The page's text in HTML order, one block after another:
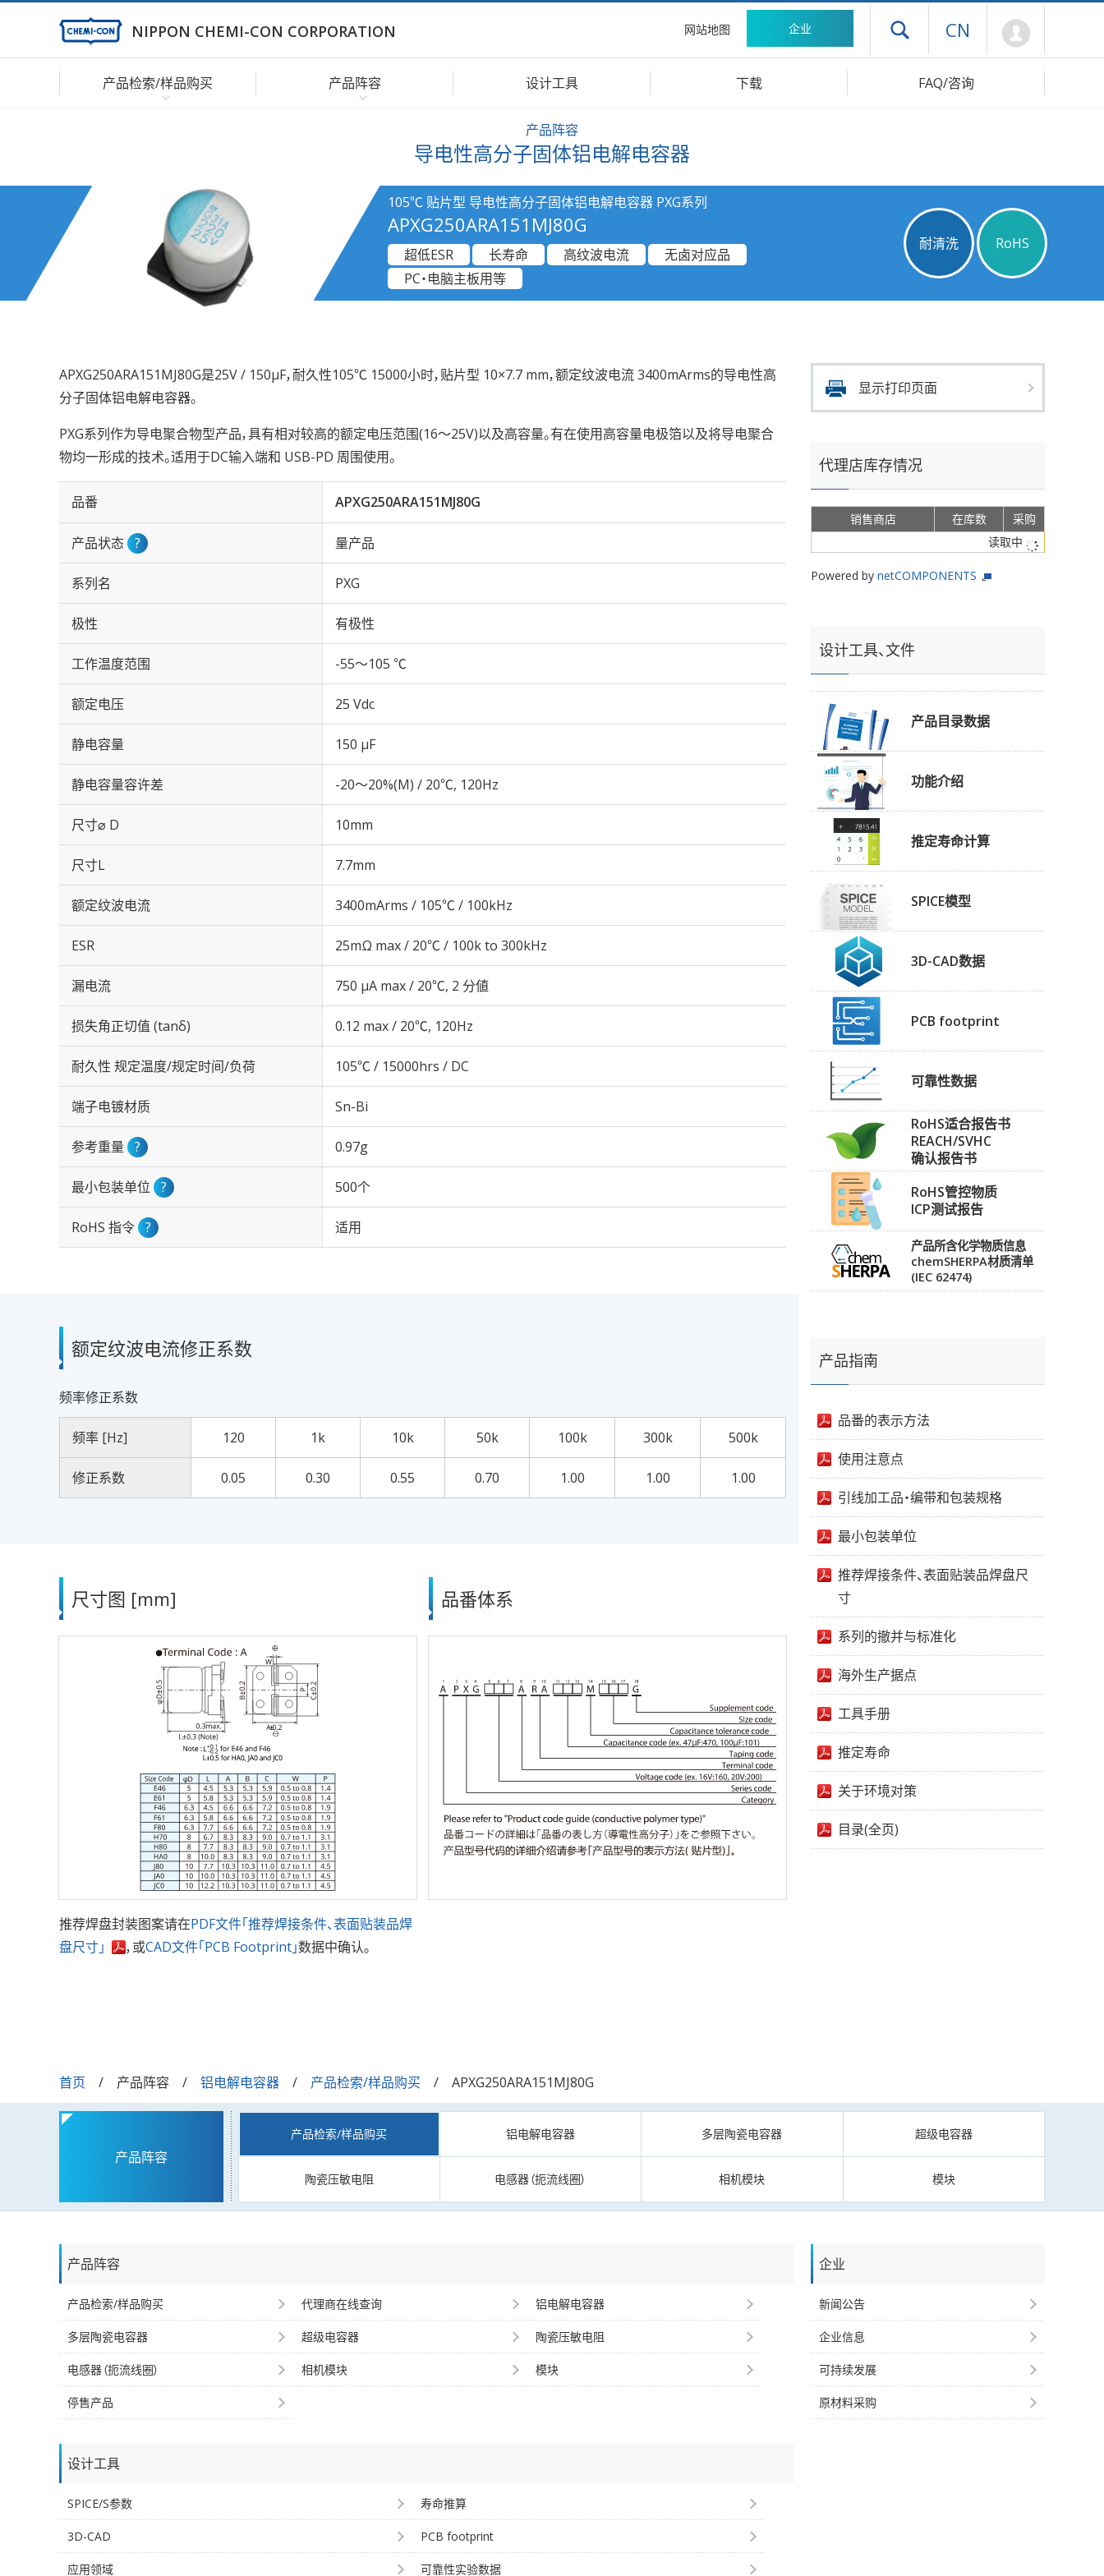
NIPPON CHEMI-CON CORPORATION 网站地图 企业 打开抽屉菜单
CN
产品检索/样品购买 产品阵容 设计工具 下载 FAQ/咨询
产品阵容
导电性高分子固体铝电解电容器
105℃ 贴片型 导电性高分子固体铝电解电容器 PXG系列
APXG250ARA151MJ80G
耐清洗 RoHS
超低ESR 长寿命 高纹波电流
无卤对应品
PC・电脑主板用等
APXG250ARA151MJ80G是25V / 150µF，耐久性105℃ 15000小时，贴片型 10×7.7 mm，额定纹波电流 3400mArms的导电性高
分子固体铝电解电容器。
PXG系列作为导电聚合物型产品，具有相对较高的额定电压范围(16～25V)以及高容量。有在使用高容量电极箔以及将导电聚合
物均一形成的技术。适用于DC输入端和 USB-PD 周围使用。
品番 APXG250ARA151MJ80G
产品状态 ? 量产品
系列名 PXG
极性 有极性
工作温度范围 -55～105 ℃
额定电压 25 Vdc
静电容量 150 µF
静电容量容许差 -20～20%(M) / 20℃, 120Hz
尺寸⌀ D 10mm
尺寸L 7.7mm
额定纹波电流 3400mArms / 105℃ / 100kHz
ESR 25mΩ max / 20℃ / 100k to 300kHz
漏电流 750 μA max / 20℃, 2 分値
损失角正切值 (tanδ) 0.12 max / 20℃, 120Hz
耐久性 规定温度/规定时间/负荷 105℃ / 15000hrs / DC
端子电镀材质 Sn-Bi
参考重量 ? 0.97g
最小包装单位 ? 500个
RoHS 指令 ? 适用
额定纹波电流修正系数
频率修正系数
频率 [Hz] 120 1k 10k 50k 100k 300k 500k
修正系数 0.05 0.30 0.55 0.70 1.00 1.00 1.00
尺寸图 [mm]
推荐焊盘封装图案请在PDF文件「推荐焊接条件、表面贴装品焊
盘尺寸」
，或CAD文件「PCB Footprint」数据中确认。
品番体系
显示打印页面
代理店库存情况
销售商店 在库数
采购
读取中
Powered by netCOMPONENTS
设计工具、文件
产品目录数据
功能介绍
推定寿命计算
SPICE模型
3D-CAD数据
PCB footprint
可靠性数据
RoHS适合报告书
REACH/SVHC
确认报告书
RoHS管控物质
ICP测试报告
产品所含化学物质信息
chemSHERPA材质清单
(IEC 62474)
产品指南
品番的表示方法
使用注意点
引线加工品・编带和包装规格
最小包装单位
推荐焊接条件、表面贴装品焊盘尺
寸
系列的撤并与标准化
海外生产据点
工具手册
推定寿命
关于环境对策
目录(全页)
首页 产品阵容 铝电解电容器 产品检索/样品购买 APXG250ARA151MJ80G
产品阵容
产品检索/样品购买 铝电解电容器 多层陶瓷电容器 超级电容器
陶瓷压敏电阻 电感器（扼流线圈） 相机模块 模块
产品阵容
产品检索/样品购买 代理商在线查询 铝电解电容器
多层陶瓷电容器 超级电容器 陶瓷压敏电阻
电感器（扼流线圈） 相机模块 模块
停售产品
设计工具
SPICE/S参数 寿命推算
3D-CAD PCB footprint
应用领域 可靠性实验数据
企业
新闻公告
企业信息
可持续发展
原材料采购